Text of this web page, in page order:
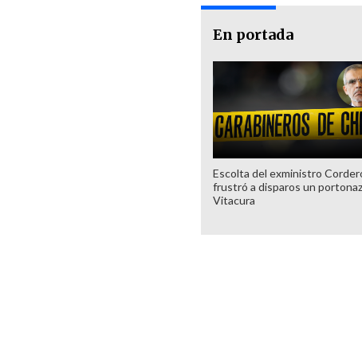
En portada
Escolta del exministro
frustró a disparos un
Vitacura